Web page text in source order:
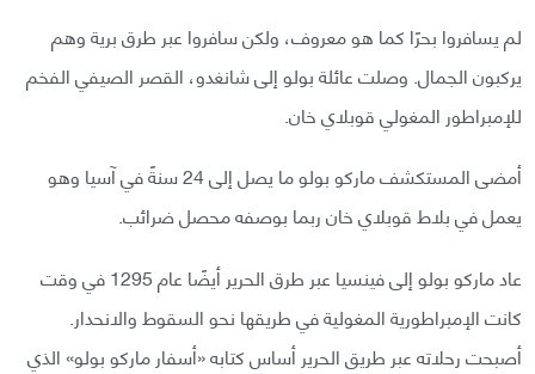
لم يسافروا بحرًا كما هو معروف، ولكن سافروا عبر طرق برية وهم
يركبون الجمال. وصلت عائلة بولو إلى شانغدو، القصر الصيفي الفخم
للإمبراطور المغولي قوبلاي خان.
أمضى المستكشف ماركو بولو ما يصل إلى 24 سنةً في آسيا وهو
يعمل في بلاط قوبلاي خان ربما بوصفه محصل ضرائب.
عاد ماركو بولو إلى فينسيا عبر طرق الحرير أيضًا عام 1295 في وقت
كانت الإمبراطورية المغولية في طريقها نحو السقوط والانحدار.
أصبحت رحلاته عبر طريق الحرير أساس كتابه «أسفار ماركو بولو» الذي